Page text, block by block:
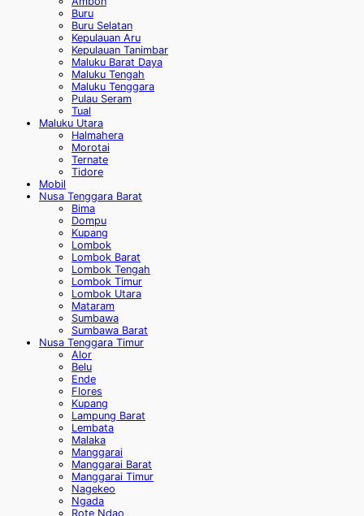
Buru
Buru Selatan
Kepulauan Aru
Kepulauan Tanimbar
Maluku Barat Daya
Maluku Tengah
Maluku Tenggara
Pulau Seram
Tual
Maluku Utara
Halmahera
Morotai
Ternate
Tidore
Mobil
Nusa Tenggara Barat
Bima
Dompu
Kupang
Lombok
Lombok Barat
Lombok Tengah
Lombok Timur
Lombok Utara
Mataram
Sumbawa
Sumbawa Barat
Nusa Tenggara Timur
Alor
Belu
Ende
Flores
Kupang
Lampung Barat
Lembata
Malaka
Manggarai
Manggarai Barat
Manggarai Timur
Nagekeo
Ngada
Rote Ndao